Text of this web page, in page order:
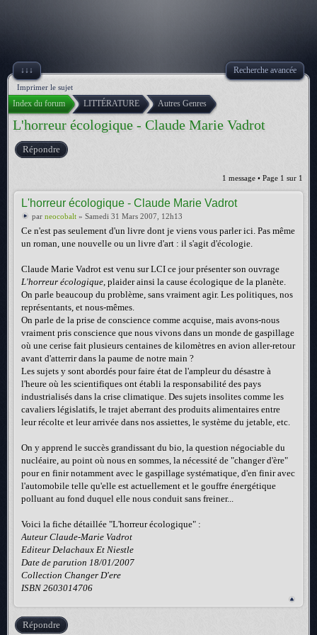
↓↓↓ Recherche avancée
Imprimer le sujet
Index du forum LITTÉRATURE Autres Genres
L'horreur écologique - Claude Marie Vadrot
Répondre
1 message • Page 1 sur 1
L'horreur écologique - Claude Marie Vadrot
par neocobalt » Samedi 31 Mars 2007, 12h13
Ce n'est pas seulement d'un livre dont je viens vous parler ici. Pas même
un roman, une nouvelle ou un livre d'art : il s'agit d'écologie.
Claude Marie Vadrot est venu sur LCI ce jour présenter son ouvrage
L'horreur écologique, plaider ainsi la cause écologique de la planète.
On parle beaucoup du problème, sans vraiment agir. Les politiques, nos
représentants, et nous-mêmes.
On parle de la prise de conscience comme acquise, mais avons-nous
vraiment pris conscience que nous vivons dans un monde de gaspillage
où une cerise fait plusieurs centaines de kilomètres en avion aller-retour
avant d'atterrir dans la paume de notre main ?
Les sujets y sont abordés pour faire état de l'ampleur du désastre à
l'heure où les scientifiques ont établi la responsabilité des pays
industrialisés dans la crise climatique. Des sujets insolites comme les
cavaliers législatifs, le trajet aberrant des produits alimentaires entre
leur récolte et leur arrivée dans nos assiettes, le système du jetable, etc.
On y apprend le succès grandissant du bio, la question négociable du
nucléaire, au point où nous en sommes, la nécessité de "changer d'ère"
pour en finir notamment avec le gaspillage systématique, d'en finir avec
l'automobile telle qu'elle est actuellement et le gouffre énergétique
polluant au fond duquel elle nous conduit sans freiner...
Voici la fiche détaillée "L'horreur écologique" :
Auteur Claude-Marie Vadrot
Editeur Delachaux Et Niestle
Date de parution 18/01/2007
Collection Changer D'ere
ISBN 2603014706
Répondre